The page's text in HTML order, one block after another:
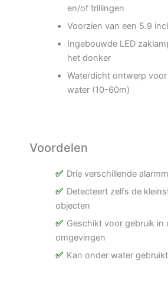
en/of trillingen
Voorzien van een 5.9
Ingebouwde LED
het donker
Waterdicht ontwerp
water (10-60m)
Voordelen
Drie verschillende
Detecteert zelfs de
objecten
Geschikt voor gebruik in
omgevingen
Kan onder water